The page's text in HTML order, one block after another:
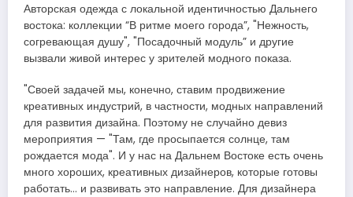
Авторская одежда с локальной идентичностью Дальнего
востока: коллекции “В ритме моего города”, "Нежность,
согревающая душу", "Посадочный модуль” и другие
вызвали живой интерес у зрителей модного показа.
"Своей задачей мы, конечно, ставим продвижение
креативных индустрий, в частности, модных направлений
для развития дизайна. Поэтому не случайно девиз
мероприятия — "Там, где просыпается солнце, там
рождается мода". И у нас на Дальнем Востоке есть очень
много хороших, креативных дизайнеров, которые готовы
работать… и развивать это направление. Для дизайнера